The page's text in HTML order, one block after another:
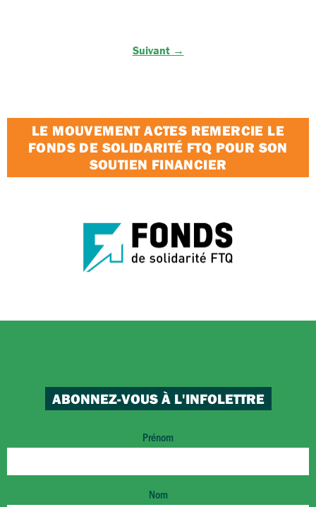
Suivant →
LE MOUVEMENT ACTES REMERCIE LE
FONDS DE SOLIDARITÉ FTQ POUR SON
SOUTIEN FINANCIER
ABONNEZ-VOUS À L'INFOLETTRE
Prénom
Nom